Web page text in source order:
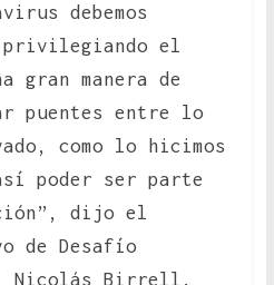
debemos
el
gran manera de
puentes entre lo
como lo hicimos
poder ser parte
dijo el
de Desafío
Nicolás Birrell.